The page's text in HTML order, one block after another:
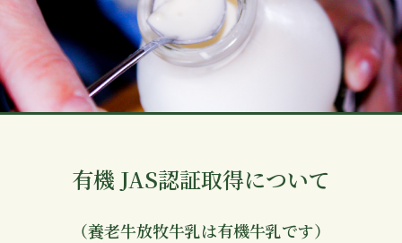
有機 JAS認証取得について
（養老牛放牧牛乳は有機牛乳です）